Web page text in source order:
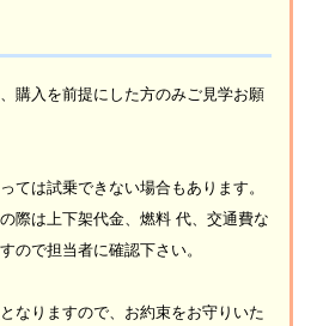
購入を前提にした方のみご見学お願
ては試乗できない場合もあります。
際は上下架代金、燃料 代、交通費な
ので担当者に確認下さい。
なりますので、お約束をお守りいた